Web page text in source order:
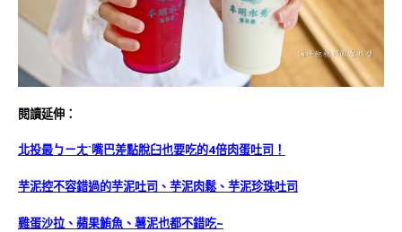
閱讀延伸：
北投最ㄅㄧㄤˋ嘴巴差點脫臼也要吃的4倍肉蛋吐司！
芋泥控不容錯過的芋泥吐司、芋泥肉鬆、芋泥珍珠吐司
雞蛋沙拉、蘋果鮪魚、薯泥也都不錯吃~